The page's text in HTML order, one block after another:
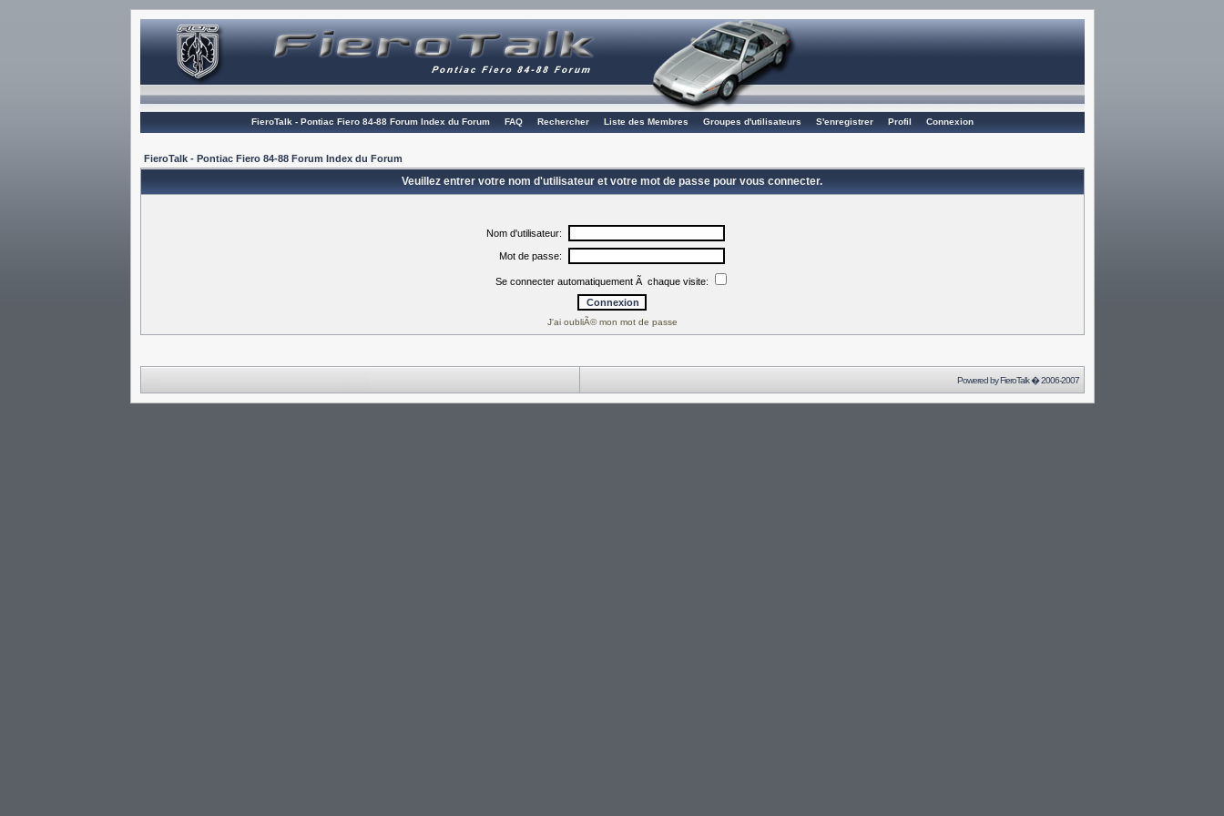
FieroTalk - Pontiac Fiero 84-88 Forum Index du Forum FAQ Rechercher Liste des Membres Groupes d'utilisateurs S'enregistrer Profil Connexion
FieroTalk - Pontiac Fiero 84-88 Forum Index du Forum
Veuillez entrer votre nom d'utilisateur et votre mot de passe pour vous connecter.
Nom d'utilisateur:
Mot de passe:
Se connecter automatiquement Ã chaque visite:
J'ai oubliÃ© mon mot de passe
Powered byFieroTalk� 2006-2007